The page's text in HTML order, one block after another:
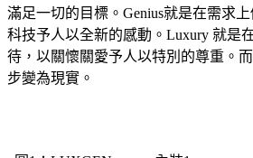
滿足一切的目標。Genius就是在需求
科技予人以全新的感動。Luxury 就是
待，以關懷關愛予人以特別的尊重。
步變為現實。